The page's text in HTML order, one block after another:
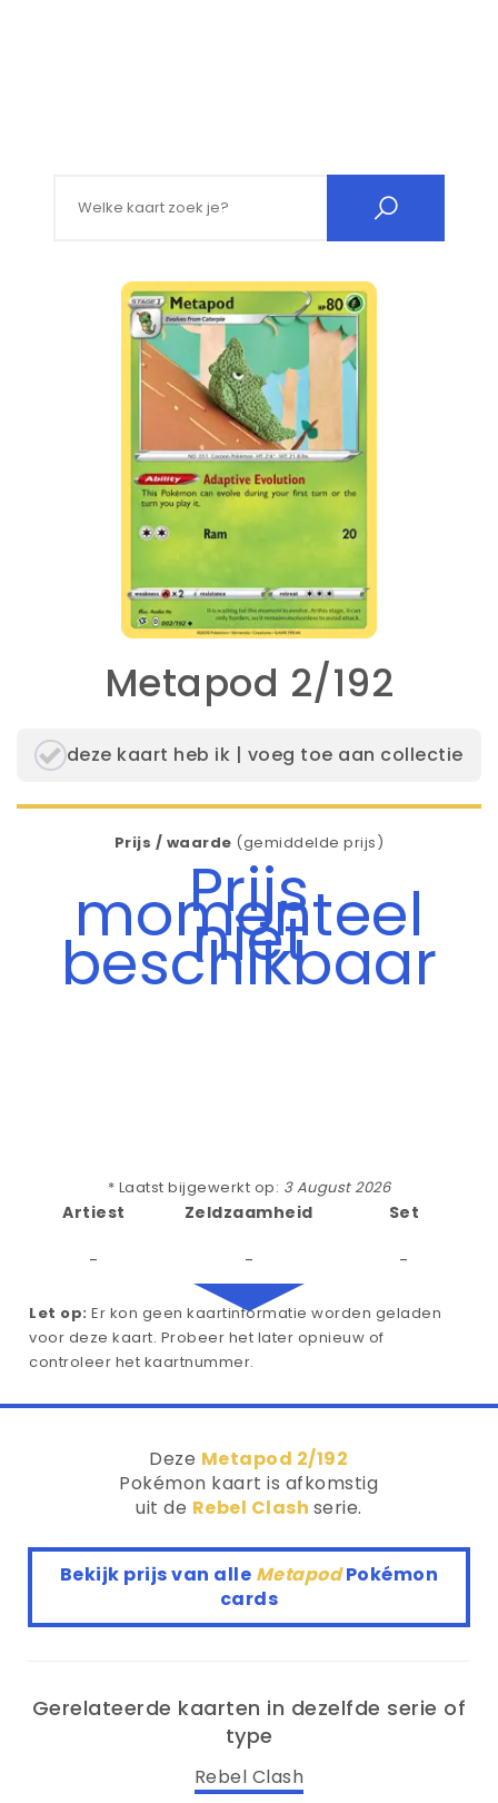
Metapod 2/192
deze kaart heb ik | voeg toe aan collectie
Prijs / waarde (gemiddelde prijs)
Prijs
momenteel
niet
beschikbaar
* Laatst bijgewerkt op: 3 August 2026
Artiest
-
Zeldzaamheid
-
Set
-
Let op: Er kon geen kaartinformatie worden geladen
voor deze kaart. Probeer het later opnieuw of
controleer het kaartnummer.
Deze Metapod 2/192
Pokémon kaart is afkomstig
uit de Rebel Clash serie.
Bekijk prijs van alle MetapodPokémon
cards
Gerelateerde kaarten in dezelfde serie of
type
Rebel Clash